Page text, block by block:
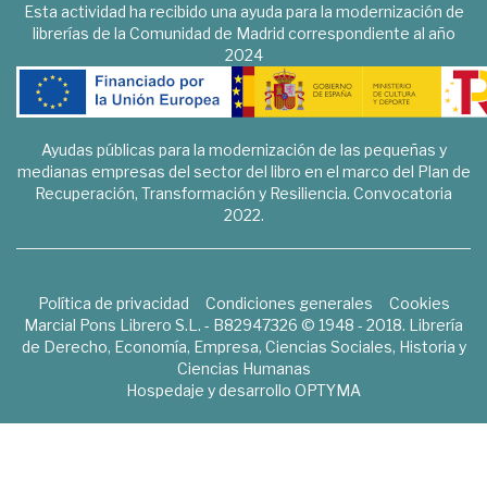
Esta actividad ha recibido una ayuda para la modernización de
librerías de la Comunidad de Madrid correspondiente al año
2024
Ayudas públicas para la modernización de las pequeñas y
medianas empresas del sector del libro en el marco del Plan de
Recuperación, Transformación y Resiliencia. Convocatoria
2022.
Política de privacidad Condiciones generales
Cookies
Marcial Pons Librero S.L. - B82947326 © 1948 - 2018. Librería
de Derecho, Economía, Empresa, Ciencias Sociales, Historia y
Ciencias Humanas
Hospedaje y desarrollo OPTYMA